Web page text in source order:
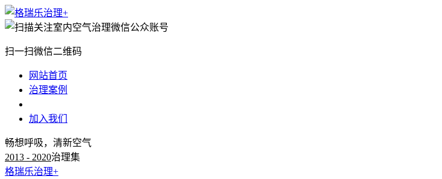
扫一扫微信二维码
网站首页
治理案例
加入我们
畅想呼吸，清新空气
2013 - 2020治理集
格瑞乐治理+